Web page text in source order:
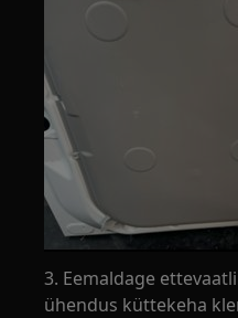
3. Eemaldage
ühendus küttekeha